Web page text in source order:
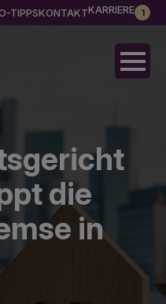
TIPPSKONTAKTKARRIERE 1
die
in